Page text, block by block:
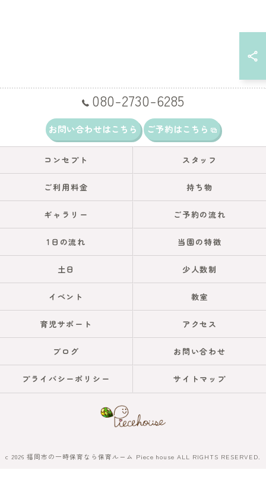
080-2730-6285
お問い合わせはこちら ご予約はこちら
コンセプト スタッフ
ご利用料金 持ち物
ギャラリー ご予約の流れ
1日の流れ 当園の特徴
土日 少人数制
イベント 教室
育児サポート アクセス
ブログ お問い合わせ
プライバシーポリシー サイトマップ
c 2026 福岡市の一時保育なら保育ルーム Piece house ALL RIGHTS RESERVED.